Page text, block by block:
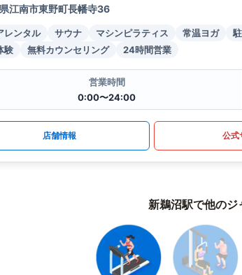
江南市東野町長幡寺36
レンタル サウナ マシンピラティス 常温ヨガ
験
無料カウンセリング 24時間営業
営業時間
0:00〜24:00
店舗情報 公式
新鵜沼駅で他の